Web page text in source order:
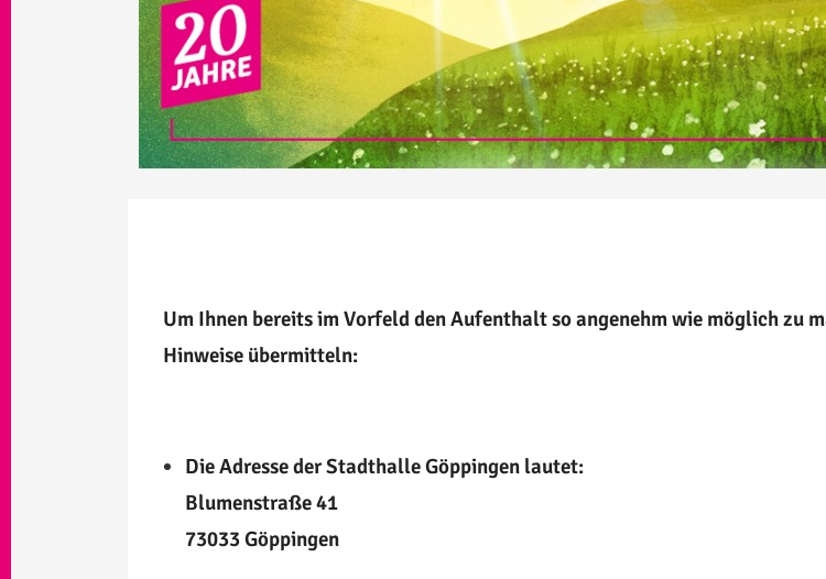
Um Ihnen bereits im Vorfeld den Aufenthalt so angenehm wie möglich zu
Hinweise übermitteln:
Die Adresse der Stadthalle Göppingen lautet:
Blumenstraße 41
73033 Göppingen